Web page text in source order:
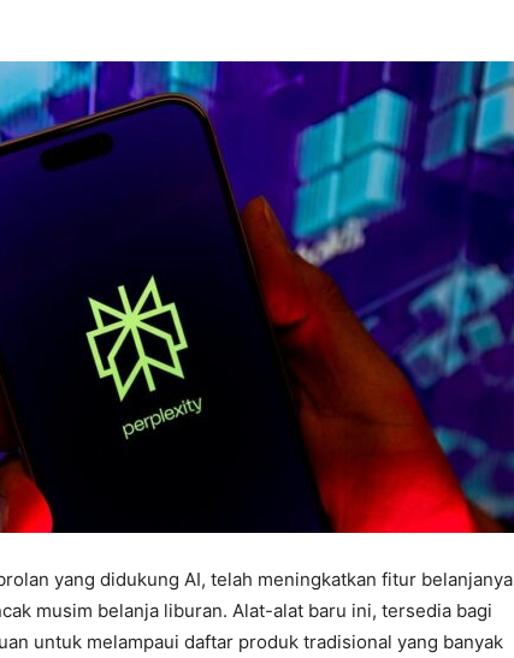
yang didukung AI, telah meningkatkan fitur belanjanya
musim belanja liburan. Alat-alat baru ini, tersedia bagi
untuk melampaui daftar produk tradisional yang banyak